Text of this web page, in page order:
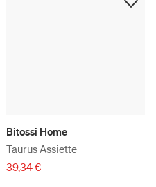
Bitossi Home
Taurus Assiette
39,34 €